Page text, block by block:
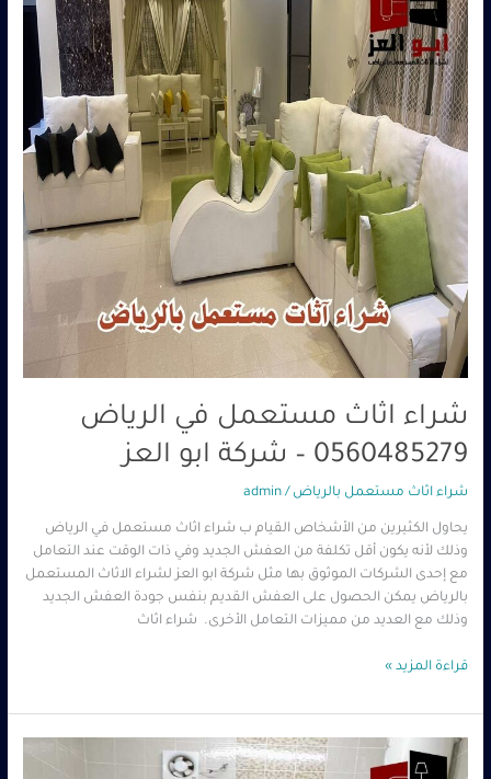
شراء اثاث مستعمل في الرياض
0560485279 – شركة ابو العز
شراء اثاث مستعمل بالرياض /
admin
يحاول الكثيرين من الأشخاص القيام ب شراء اثاث مستعمل في الرياض
وذلك لأنه يكون أقل تكلفة من العفش الجديد وفي ذات الوقت عند التعامل
مع إحدى الشركات الموثوق بها مثل شركة ابو العز لشراء الاثاث المستعمل
بالرياض يمكن الحصول على العفش القديم بنفس جودة العفش الجديد
وذلك مع العديد من مميزات التعامل الأخرى. شراء اثاث
في
الرياض
0560485279
–
شركة
ابو
العز
قراءة المزيد »
شراء
اثاث